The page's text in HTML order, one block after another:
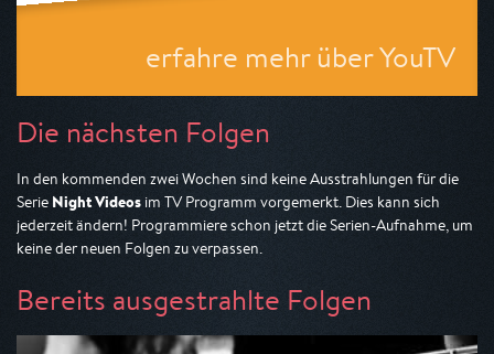
erfahre mehr über YouTV
Die nächsten Folgen
In den kommenden zwei Wochen sind keine Ausstrahlungen für die
Serie Night Videos im TV Programm vorgemerkt. Dies kann sich
jederzeit ändern! Programmiere schon jetzt die Serien-Aufnahme, um
keine der neuen Folgen zu verpassen.
Bereits ausgestrahlte Folgen